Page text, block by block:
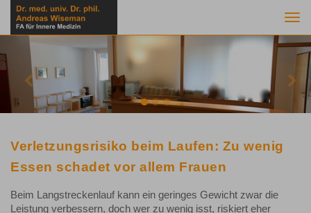
Previous
Verletzungsrisiko beim Laufen: Zu wenig
Essen schadet vor allem Frauen
Beim Langstreckenlauf kann ein geringes Gewicht zwar die
Leistung verbessern, doch wer zu wenig isst, riskiert eher